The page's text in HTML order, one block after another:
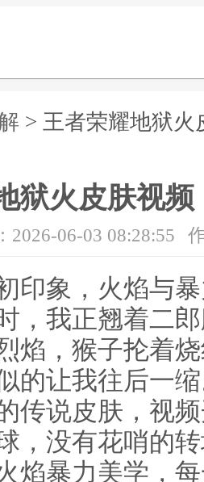
> 王者荣耀地狱
狱火皮肤视
2026-06-03 08:28:55
印象，火焰与
，我正翘着二
焰，猴子抡着
的让我往后一
传说皮肤，视
，没有花哨的
焰暴力美学，